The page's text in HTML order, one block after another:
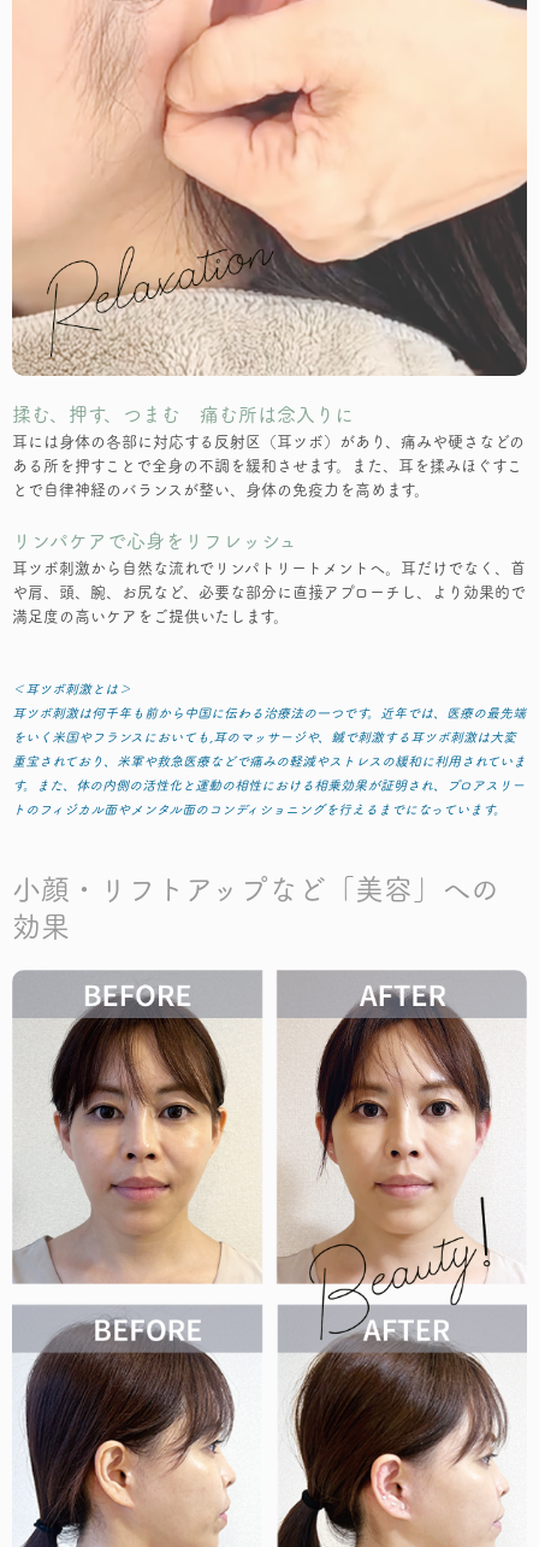
揉む、押す、つまむ 痛む所は念入りに
耳には身体の各部に対応する反射区（耳ツボ）があり、痛みや硬さなどの
ある所を押すことで全身の不調を緩和させます。また、耳を揉みほぐすこ
とで自律神経のバランスが整い、身体の免疫力を高めます。
リンパケアで心身をリフレッシュ
耳ツボ刺激から自然な流れでリンパトリートメントへ。耳だけでなく、首
や肩、頭、腕、お尻など、必要な部分に直接アプローチし、より効果的で
満足度の高いケアをご提供いたします。
＜耳ツボ刺激とは＞
耳ツボ刺激は何千年も前から中国に伝わる治療法の一つです。近年では、医療の最先端
をいく米国やフランスにおいても,耳のマッサージや、鍼で刺激する耳ツボ刺激は大変
重宝されており、米軍や救急医療などで痛みの軽減やストレスの緩和に利用されていま
す。また、体の内側の活性化と運動の相性における相乗効果が証明され、プロアスリー
トのフィジカル面やメンタル面のコンディショニングを行えるまでになっています。
小顔・リフトアップなど「美容」への
効果